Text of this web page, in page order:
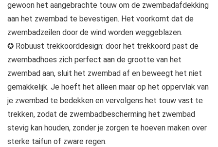
gewoon het aangebrachte touw om de zwembadafdekking
aan het zwembad te bevestigen. Het voorkomt dat de
zwembadzeilen door de wind worden weggeblazen.
✪ Robuust trekkoorddesign: door het trekkoord past de
zwembadhoes zich perfect aan de grootte van het
zwembad aan, sluit het zwembad af en beweegt het niet
gemakkelijk. Je hoeft het alleen maar op het oppervlak van
je zwembad te bedekken en vervolgens het touw vast te
trekken, zodat de zwembadbescherming het zwembad
stevig kan houden, zonder je zorgen te hoeven maken over
sterke taifun of zware regen.